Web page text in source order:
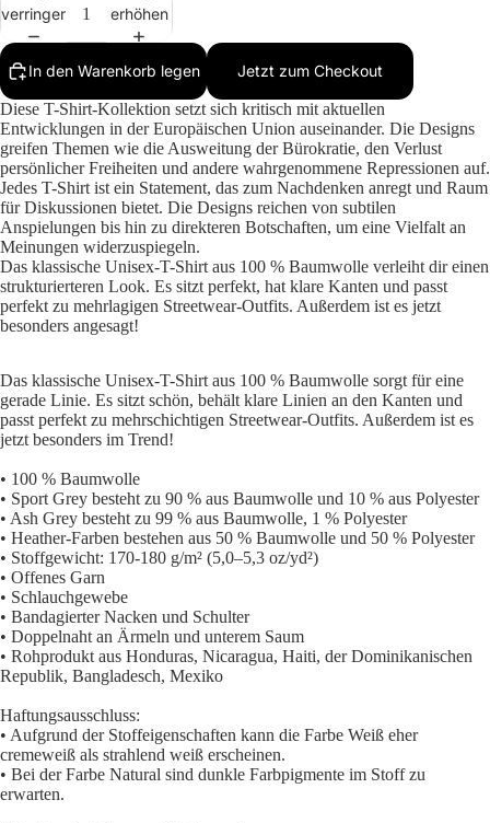
verringern
erhöhen
In den Warenkorb legen Jetzt zum Checkout
Diese T-Shirt-Kollektion setzt sich kritisch mit aktuellen
Entwicklungen in der Europäischen Union auseinander. Die Designs
greifen Themen wie die Ausweitung der Bürokratie, den Verlust
persönlicher Freiheiten und andere wahrgenommene Repressionen auf.
Jedes T-Shirt ist ein Statement, das zum Nachdenken anregt und Raum
für Diskussionen bietet. Die Designs reichen von subtilen
Anspielungen bis hin zu direkteren Botschaften, um eine Vielfalt an
Meinungen widerzuspiegeln.
Das klassische Unisex-T-Shirt aus 100 % Baumwolle verleiht dir einen
strukturierteren Look. Es sitzt perfekt, hat klare Kanten und passt
perfekt zu mehrlagigen Streetwear-Outfits. Außerdem ist es jetzt
besonders angesagt!
Das klassische Unisex-T-Shirt aus 100 % Baumwolle sorgt für eine
gerade Linie. Es sitzt schön, behält klare Linien an den Kanten und
passt perfekt zu mehrschichtigen Streetwear-Outfits. Außerdem ist es
jetzt besonders im Trend!
• 100 % Baumwolle
• Sport Grey besteht zu 90 % aus Baumwolle und 10 % aus Polyester
• Ash Grey besteht zu 99 % aus Baumwolle, 1 % Polyester
• Heather-Farben bestehen aus 50 % Baumwolle und 50 % Polyester
• Stoffgewicht: 170-180 g/m² (5,0–5,3 oz/yd²)
• Offenes Garn
• Schlauchgewebe
• Bandagierter Nacken und Schulter
• Doppelnaht an Ärmeln und unterem Saum
• Rohprodukt aus Honduras, Nicaragua, Haiti, der Dominikanischen
Republik, Bangladesch, Mexiko
Haftungsausschluss:
• Aufgrund der Stoffeigenschaften kann die Farbe Weiß eher
cremeweiß als strahlend weiß erscheinen.
• Bei der Farbe Natural sind dunkle Farbpigmente im Stoff zu
erwarten.